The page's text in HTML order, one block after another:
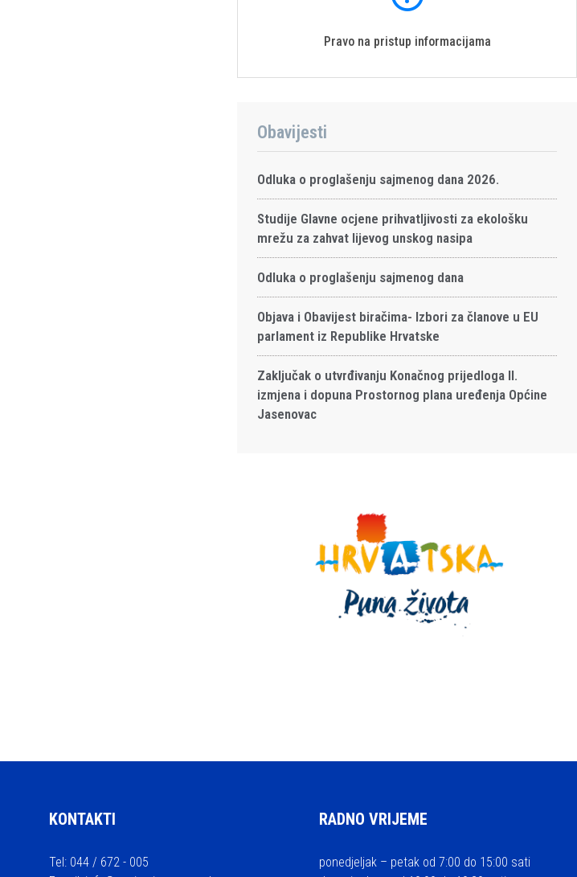
Pravo na pristup informacijama
Obavijesti
Odluka o proglašenju sajmenog dana 2026.
Studije Glavne ocjene prihvatljivosti za ekološku
mrežu za zahvat lijevog unskog nasipa
Odluka o proglašenju sajmenog dana
Objava i Obavijest biračima- Izbori za članove u EU
parlament iz Republike Hrvatske
Zaključak o utvrđivanju Konačnog prijedloga II.
izmjena i dopuna Prostornog plana uređenja Općine
Jasenovac
KONTAKTI
Tel: 044 / 672 - 005
RADNO VRIJEME
ponedjeljak – petak od 7:00 do 15:00 sati